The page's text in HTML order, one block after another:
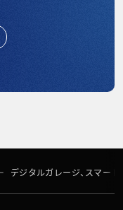
デジタルガレージ、スマー